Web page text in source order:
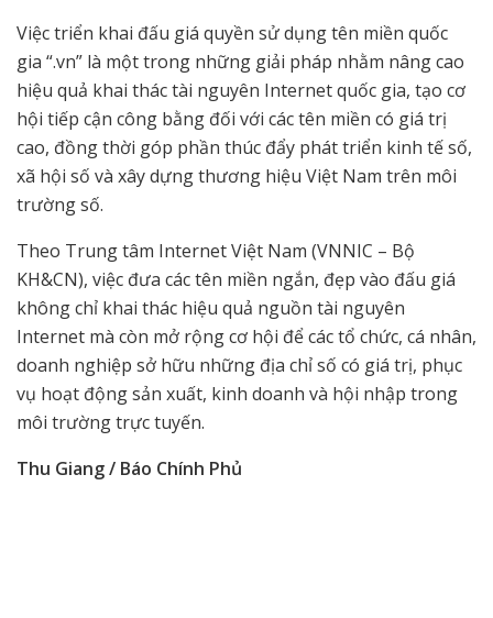
Việc triển khai đấu giá quyền sử dụng tên miền quốc
gia “.vn” là một trong những giải pháp nhằm nâng cao
hiệu quả khai thác tài nguyên Internet quốc gia, tạo cơ
hội tiếp cận công bằng đối với các tên miền có giá trị
cao, đồng thời góp phần thúc đẩy phát triển kinh tế số,
xã hội số và xây dựng thương hiệu Việt Nam trên môi
trường số.
Theo Trung tâm Internet Việt Nam (VNNIC – Bộ
KH&CN), việc đưa các tên miền ngắn, đẹp vào đấu giá
không chỉ khai thác hiệu quả nguồn tài nguyên
Internet mà còn mở rộng cơ hội để các tổ chức, cá nhân,
doanh nghiệp sở hữu những địa chỉ số có giá trị, phục
vụ hoạt động sản xuất, kinh doanh và hội nhập trong
môi trường trực tuyến.
Thu Giang / Báo Chính Phủ